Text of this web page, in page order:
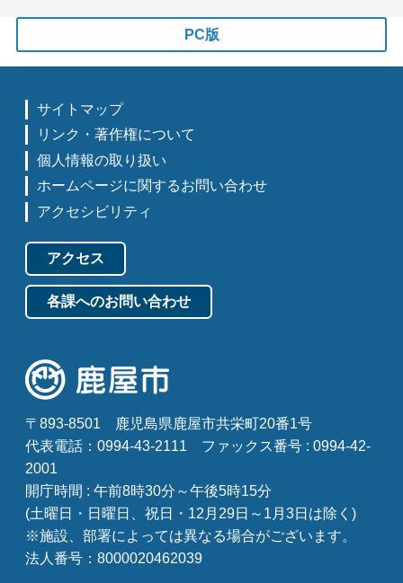
PC版
サイトマップ
リンク・著作権について
個人情報の取り扱い
ホームページに関するお問い合わせ
アクセシビリティ
アクセス
各課へのお問い合わせ
〒893-8501
鹿児島県鹿屋市共栄町20番1号
代表電話：0994-43-2111
ファックス番号 : 0994-42-
2001
開庁時間 : 午前8時30分～午後5時15分
(土曜日・日曜日、祝日・12月29日～1月3日は除く)
※施設、部署によっては異なる場合がございます。
法人番号：8000020462039